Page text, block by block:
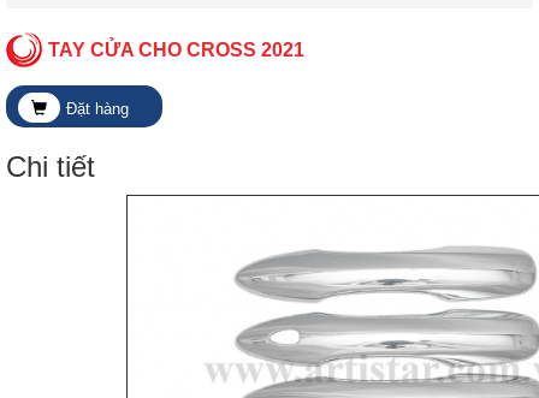
TAY CỬA CHO CROSS 2021
Đặt hàng
Chi tiết